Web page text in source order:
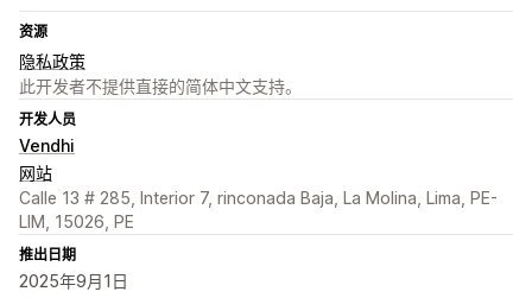
资源
隐私政策
此开发者不提供直接的简体中文支持。
开发人员
Vendhi
网站
Calle 13 # 285, Interior 7, rinconada Baja, La Molina, Lima, PE-
LIM, 15026, PE
推出日期
2025年9月1日